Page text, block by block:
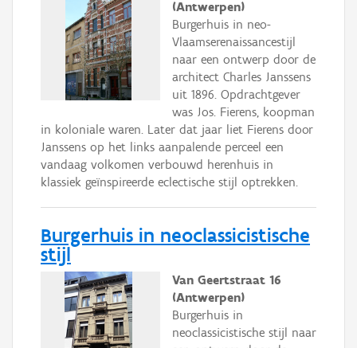
(Antwerpen)
Burgerhuis in neo-
Vlaamserenaissancestijl
naar een ontwerp door de
architect Charles Janssens
uit 1896. Opdrachtgever
was Jos. Fierens, koopman
in koloniale waren. Later dat jaar liet Fierens door
Janssens op het links aanpalende perceel een
vandaag volkomen verbouwd herenhuis in
klassiek geïnspireerde eclectische stijl optrekken.
Burgerhuis in neoclassicistische
stijl
Van Geertstraat 16
(Antwerpen)
Burgerhuis in
neoclassicistische stijl naar